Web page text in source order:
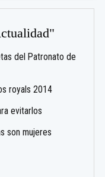
del Patronato de
royals 2014
evitarlos
son mujeres